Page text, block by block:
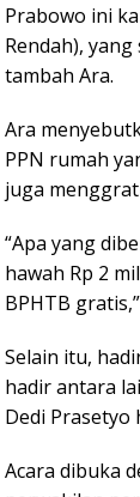
Prabowo ini
Rendah),
tambah Ara.
Ara
PPN rumah
juga
“Apa yang
hawah Rp 2
BPHTB
Selain itu,
hadir antara
Dedi Prasetyo
Acara dibuka